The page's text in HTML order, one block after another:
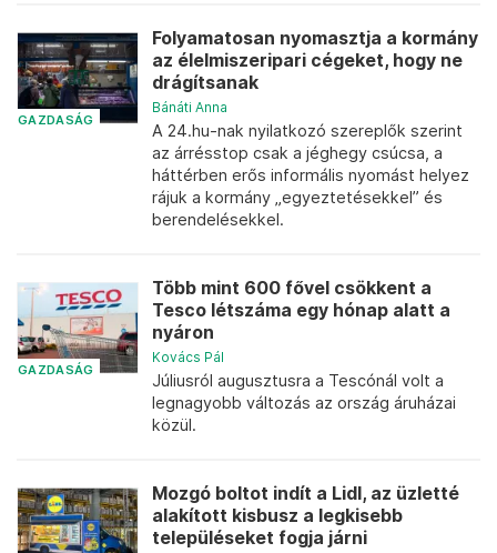
GAZDASÁG
Folyamatosan nyomasztja a kormány
az élelmiszeripari cégeket, hogy ne
drágítsanak
Bánáti Anna
A 24.hu-nak nyilatkozó szereplők szerint
az árrésstop csak a jéghegy csúcsa, a
háttérben erős informális nyomást helyez
rájuk a kormány „egyeztetésekkel” és
berendelésekkel.
GAZDASÁG
Több mint 600 fővel csökkent a
Tesco létszáma egy hónap alatt a
nyáron
Kovács Pál
Júliusról augusztusra a Tescónál volt a
legnagyobb változás az ország áruházai
közül.
Mozgó boltot indít a Lidl, az üzletté
alakított kisbusz a legkisebb
településeket fogja járni